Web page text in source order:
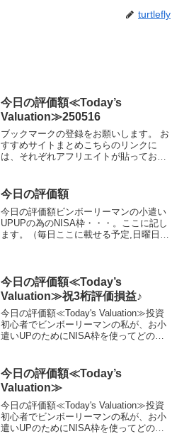
turtlefly
今日の評価額≪Today’s
Valuation≫250516
ブックマークの登録をお願いします。 お
すすめサイトまとめこちらのリンクに
は、それぞれアフリエイトが貼っており
でビンボーリーマンの私が、お小遣いUP
のためにNISA枠を使...
今日の評価額
今日の評価額ビンボーリーマンの小遣い
UPUPの為のNISA枠・・・。ここに記し
ます。（毎日ここに載せる予定,日曜日と
社は楽天証券を使...
今日の評価額≪Today’s
Valuation≫祝3桁評価損益♪
今日の評価額≪Today's Valuation≫投資
初心者でビンボーリーマンの私が、お小
遣いUPのためにNISA枠を使ってどの銘
きるだけ投資に回すようにしています。
終...
今日の評価額≪Today’s
Valuation≫
今日の評価額≪Today's Valuation≫投資
初心者でビンボーリーマンの私が、お小
遣いUPのためにNISA枠を使ってどの銘